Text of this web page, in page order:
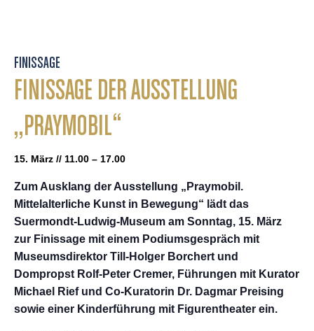
FINISSAGE
FINISSAGE DER AUSSTELLUNG
„PRAYMOBIL“
15. März // 11.00 – 17.00
Zum Ausklang der Ausstellung „Praymobil.
Mittelalterliche Kunst in Bewegung“ lädt das
Suermondt-Ludwig-Museum am Sonntag, 15. März
zur Finissage mit einem Podiumsgespräch mit
Museumsdirektor Till-Holger Borchert und
Dompropst Rolf-Peter Cremer, Führungen mit Kurator
Michael Rief und Co-Kuratorin Dr. Dagmar Preising
sowie einer Kinderführung mit Figurentheater ein.